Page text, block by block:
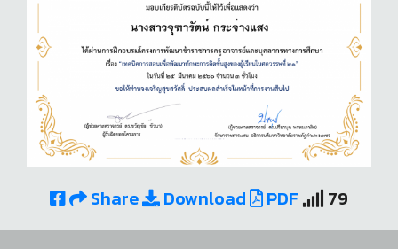
Share Download PDF 79